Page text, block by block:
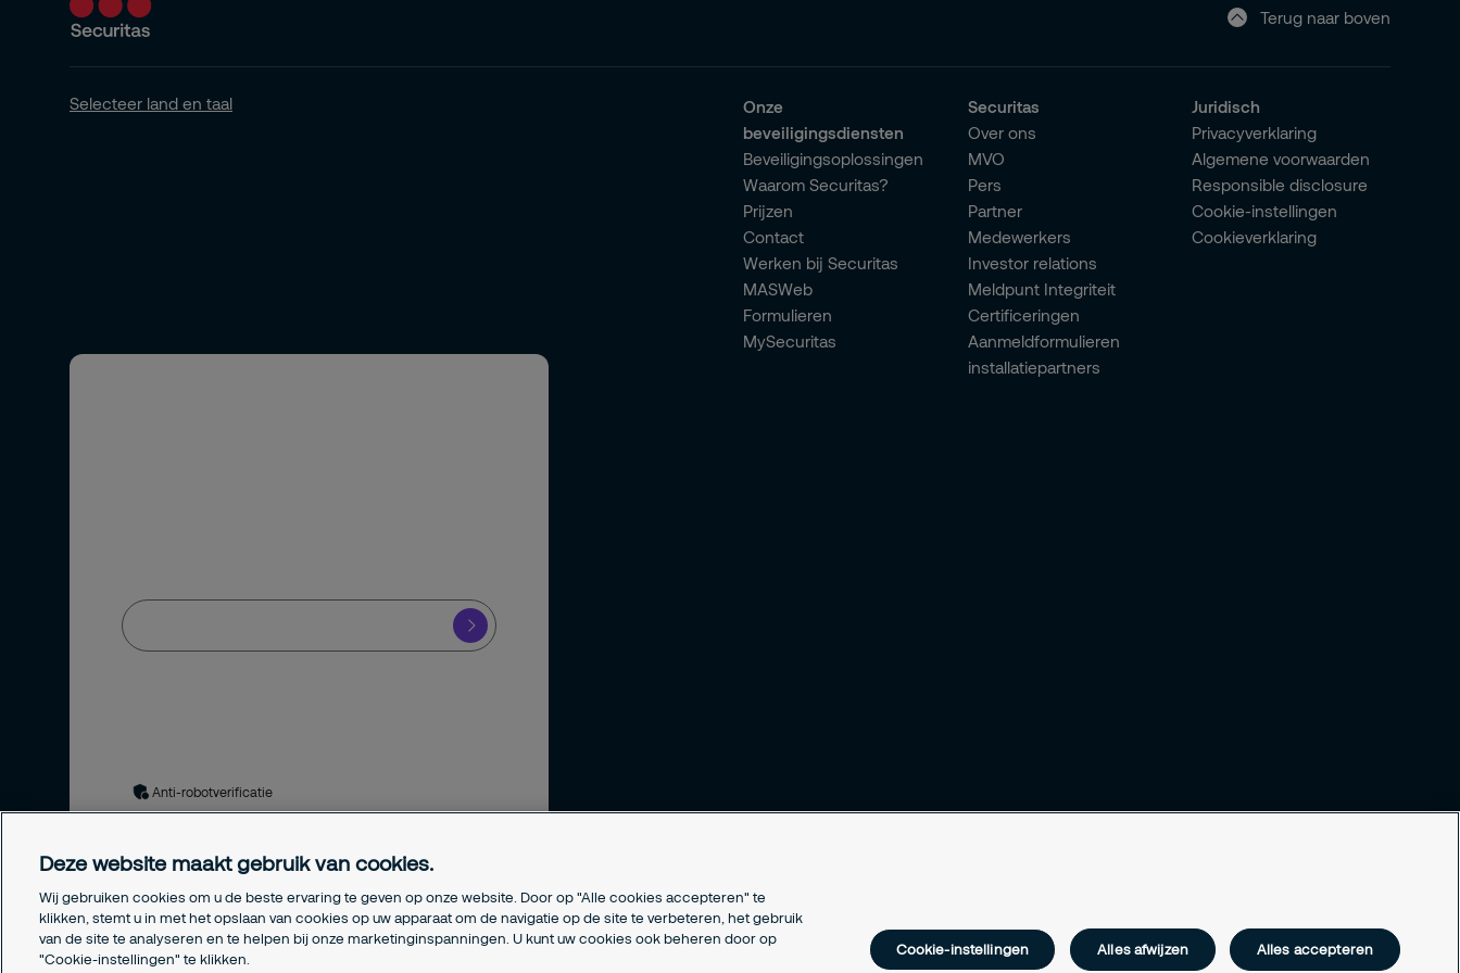
Terug naar boven
Selecteer land en taal
Anti-robotverificatie
Onze
beveiligingsdiensten
Beveiligingsoplossingen
Waarom Securitas?
Prijzen
Contact
Werken bij Securitas
MASWeb
Formulieren
MySecuritas
Securitas
Over ons
MVO
Pers
Partner
Medewerkers
Investor relations
Meldpunt Integriteit
Certificeringen
Aanmeldformulieren
installatiepartners
Juridisch
Privacyverklaring
Algemene voorwaarden
Responsible disclosure
Cookie-instellingen
Cookieverklaring
Deze website maakt gebruik van cookies.
Wij gebruiken cookies om u de beste ervaring te geven op onze website. Door op "Alle cookies accepteren" te
klikken, stemt u in met het opslaan van cookies op uw apparaat om de navigatie op de site te verbeteren, het gebruik
van de site te analyseren en te helpen bij onze marketinginspanningen. U kunt uw cookies ook beheren door op
"Cookie-instellingen" te klikken.
Cookie-instellingen Alles afwijzen Alles accepteren